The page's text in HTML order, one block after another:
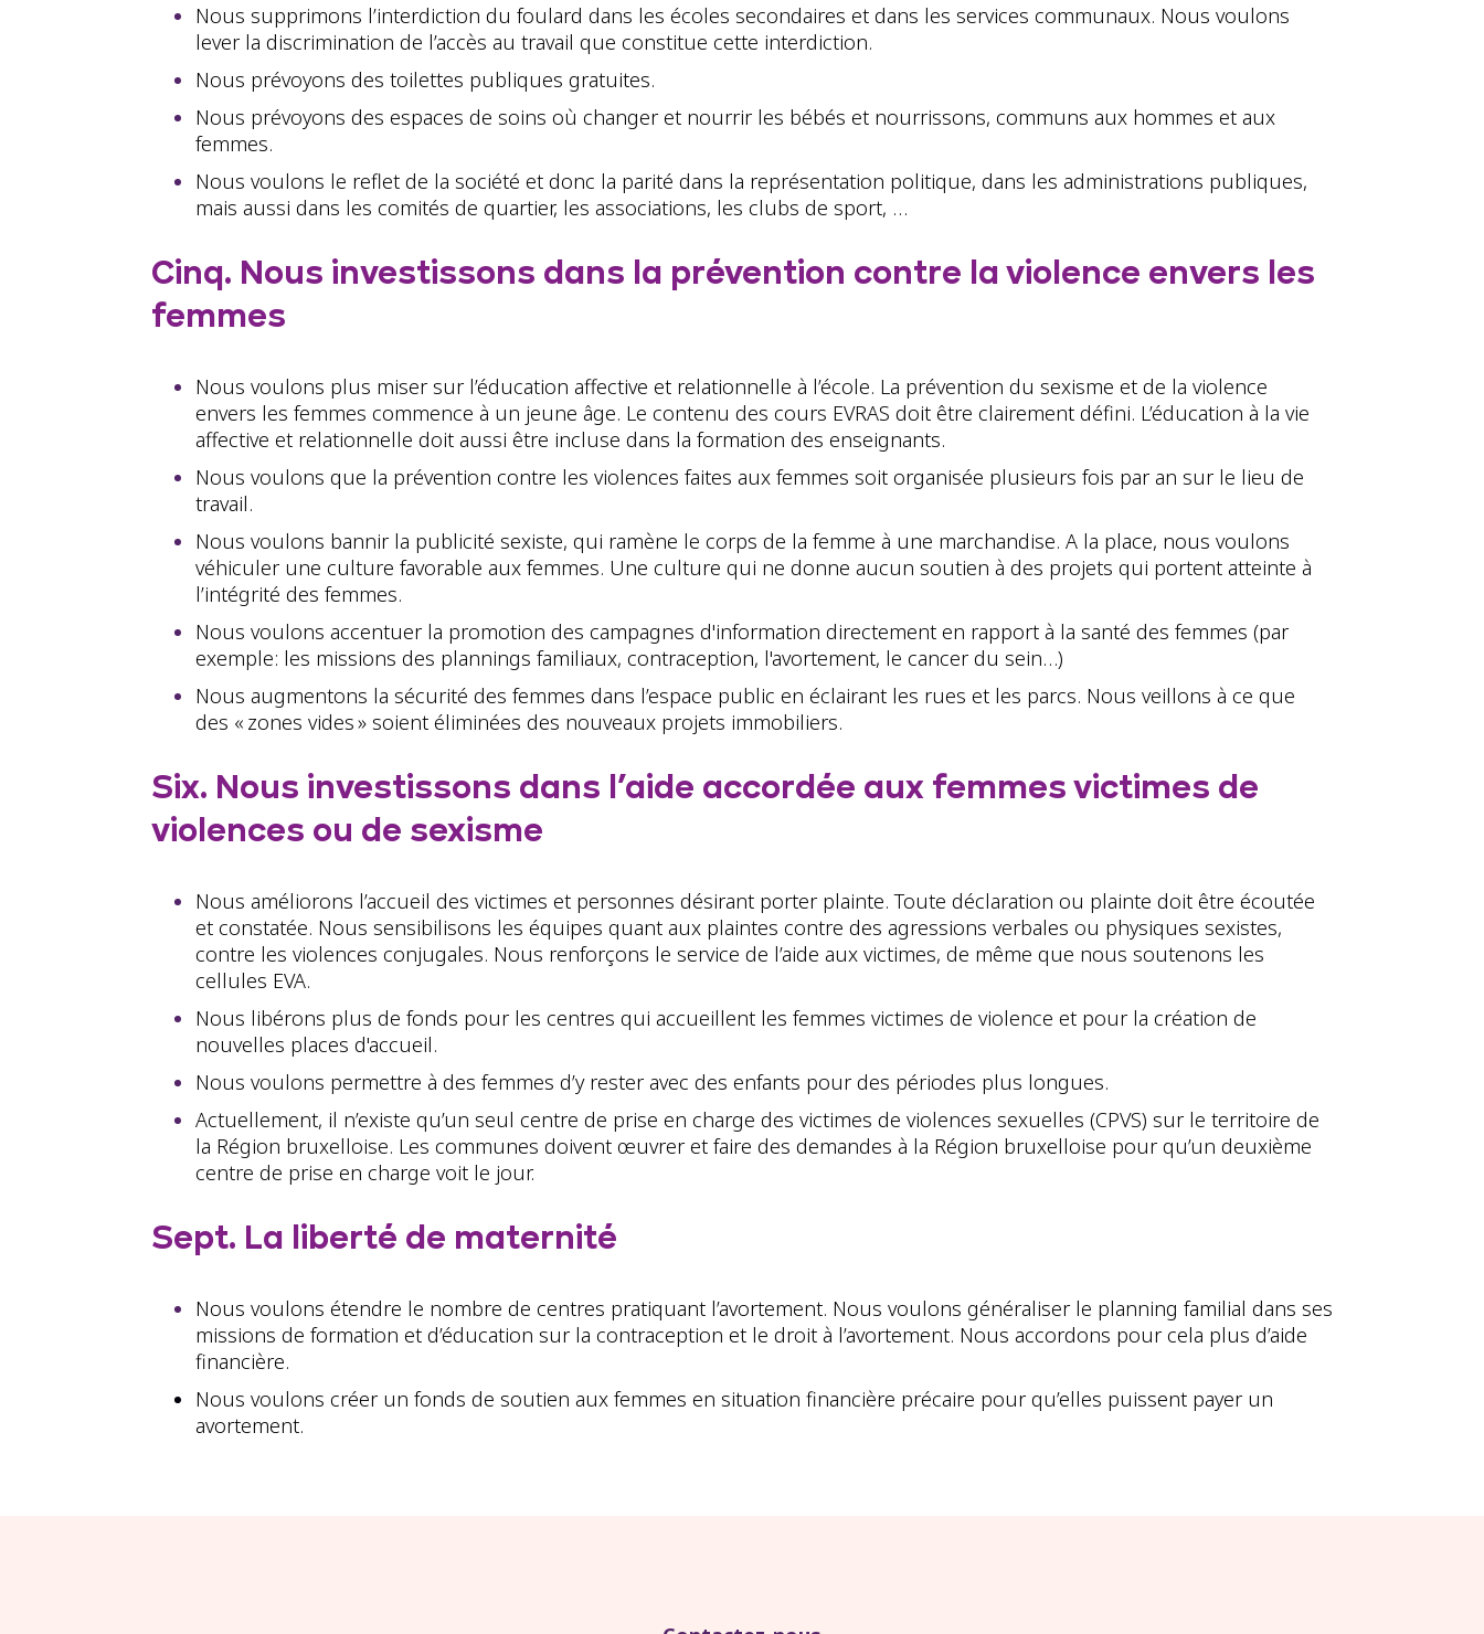
Nous supprimons l’interdiction du foulard dans les écoles secondaires et dans les services communaux. Nous voulons
lever la discrimination de l’accès au travail que constitue cette interdiction.
Nous prévoyons des toilettes publiques gratuites.
Nous prévoyons des espaces de soins où changer et nourrir les bébés et nourrissons, communs aux hommes et aux
femmes.
Nous voulons le reflet de la société et donc la parité dans la représentation politique, dans les administrations publiques,
mais aussi dans les comités de quartier, les associations, les clubs de sport, …
Cinq. Nous investissons dans la prévention contre la violence envers les
femmes
Nous voulons plus miser sur l’éducation affective et relationnelle à l’école. La prévention du sexisme et de la violence
envers les femmes commence à un jeune âge. Le contenu des cours EVRAS doit être clairement défini. L’éducation à la vie
affective et relationnelle doit aussi être incluse dans la formation des enseignants.
Nous voulons que la prévention contre les violences faites aux femmes soit organisée plusieurs fois par an sur le lieu de
travail.
Nous voulons bannir la publicité sexiste, qui ramène le corps de la femme à une marchandise. A la place, nous voulons
véhiculer une culture favorable aux femmes. Une culture qui ne donne aucun soutien à des projets qui portent atteinte à
l’intégrité des femmes.
Nous voulons accentuer la promotion des campagnes d'information directement en rapport à la santé des femmes (par
exemple: les missions des plannings familiaux, contraception, l'avortement, le cancer du sein…)
Nous augmentons la sécurité des femmes dans l’espace public en éclairant les rues et les parcs. Nous veillons à ce que
des « zones vides » soient éliminées des nouveaux projets immobiliers.
Six. Nous investissons dans l’aide accordée aux femmes victimes de
violences ou de sexisme
Nous améliorons l’accueil des victimes et personnes désirant porter plainte. Toute déclaration ou plainte doit être écoutée
et constatée. Nous sensibilisons les équipes quant aux plaintes contre des agressions verbales ou physiques sexistes,
contre les violences conjugales. Nous renforçons le service de l’aide aux victimes, de même que nous soutenons les
cellules EVA.
Nous libérons plus de fonds pour les centres qui accueillent les femmes victimes de violence et pour la création de
nouvelles places d'accueil.
Nous voulons permettre à des femmes d’y rester avec des enfants pour des périodes plus longues.
Actuellement, il n’existe qu’un seul centre de prise en charge des victimes de violences sexuelles (CPVS) sur le territoire de
la Région bruxelloise. Les communes doivent œuvrer et faire des demandes à la Région bruxelloise pour qu’un deuxième
centre de prise en charge voit le jour.
Sept. La liberté de maternité
Nous voulons étendre le nombre de centres pratiquant l’avortement. Nous voulons généraliser le planning familial dans ses
missions de formation et d’éducation sur la contraception et le droit à l’avortement. Nous accordons pour cela plus d’aide
financière.
Nous voulons créer un fonds de soutien aux femmes en situation financière précaire pour qu’elles puissent payer un
avortement.